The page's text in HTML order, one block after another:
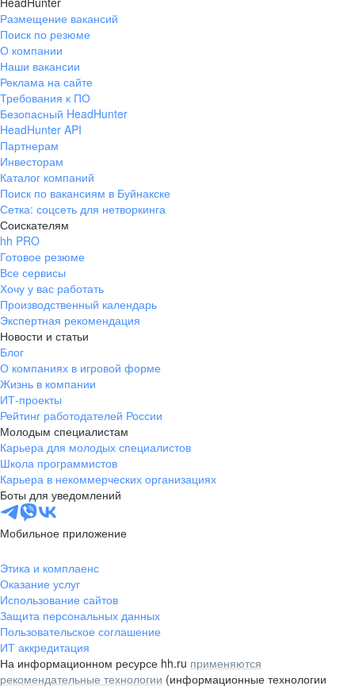
Размещение вакансий
Поиск по резюме
О компании
Наши вакансии
Реклама на сайте
Требования к ПО
Безопасный HeadHunter
HeadHunter API
Партнерам
Инвесторам
Каталог компаний
Поиск по вакансиям в Буйнакске
Сетка: соцсеть для нетворкинга
Соискателям
hh PRO
Готовое резюме
Все сервисы
Хочу у вас работать
Производственный календарь
Экспертная рекомендация
Новости и статьи
Блог
О компаниях в игровой форме
Жизнь в компании
ИТ-проекты
Рейтинг работодателей России
Молодым специалистам
Карьера для молодых специалистов
Школа программистов
Карьера в некоммерческих организациях
Боты для уведомлений
Мобильное приложение
Этика и комплаенс
Оказание услуг
Использование сайтов
Защита персональных данных
Пользовательское соглашение
ИТ аккредитация
На информационном ресурсе hh.ru применяются
рекомендательные технологии (информационные технологии